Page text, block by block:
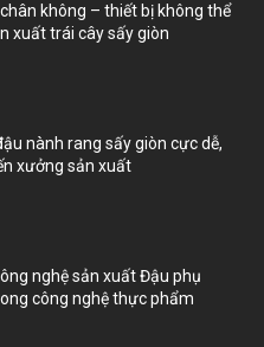
không – thiết bị không thể
xuất trái cây sấy giòn
nành rang sấy giòn cực dễ,
xưởng sản xuất
nghệ sản xuất Đậu phụ
công nghệ thực phẩm